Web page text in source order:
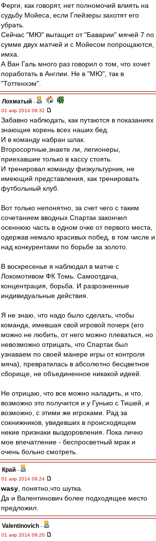
Ферги, как говорят, нет полномочий влиять на
судьбу Мойеса, если Глейзеры захотят его
убрать.
Сейчас "МЮ" вытащит от "Баварии" мячей 7 по
сумме двух матчей и с Мойесом попрощаются,
имха.
А Ван Галь много раз говорил о том, что хочет
поработать в Англии. Не в "МЮ", так в
"Тоттенхэм".
Лохматый -
01 апр 2014 09:32
Забавно наблюдать, как путаются в показаниях
знающие корень всех наших бед.
И в команду набран шлак.
Второсортные,знаете ли, легионеры,
приехавшие только в кассу стоять.
И тренировал команду физкультурник, не
имеющий представления, как тренировать
футбольный клуб.
Вот только непонятно, за счет чего с таким
сочетанием вводных Спартак закончил
осеннюю часть в одном очке от первого места,
одержав немало красивых побед, в том числе и
над конкурентами по борьбе за золото.
В воскресенье я наблюдал в матче с
Локомотивом ФК Томь. Самоотдача,
концентрация, борьба. И разрозненные
индивидуальные действия.
Я не знаю, что надо было сделать, чтобы
команда, имевшая свой игровой почерк (его
можно не любить, от него можно плеваться, но
невозможно отрицать, что Спартак был
узнаваем по своей манере игры от контроля
мяча), превратилась в абсолютно бесцветное
сборище, не объединенное никакой идеей.
Не отрицаю, что все можно наладить, и что,
возможно это получится и у Гунько с Тишей, и
возможно, с этими же игроками. Рад за
сокнижников, увидевших в происходящем
некие признаки выздоровления. Пока лично
мое впечатление - беспросветный мрак и
очень больно смотреть.
Край -
01 апр 2014 09:24
wasy , понятно,что шутка.
Да и Валентинович более подходящее место
предложил.
Valentinovich -
01 апр 2014 09:20